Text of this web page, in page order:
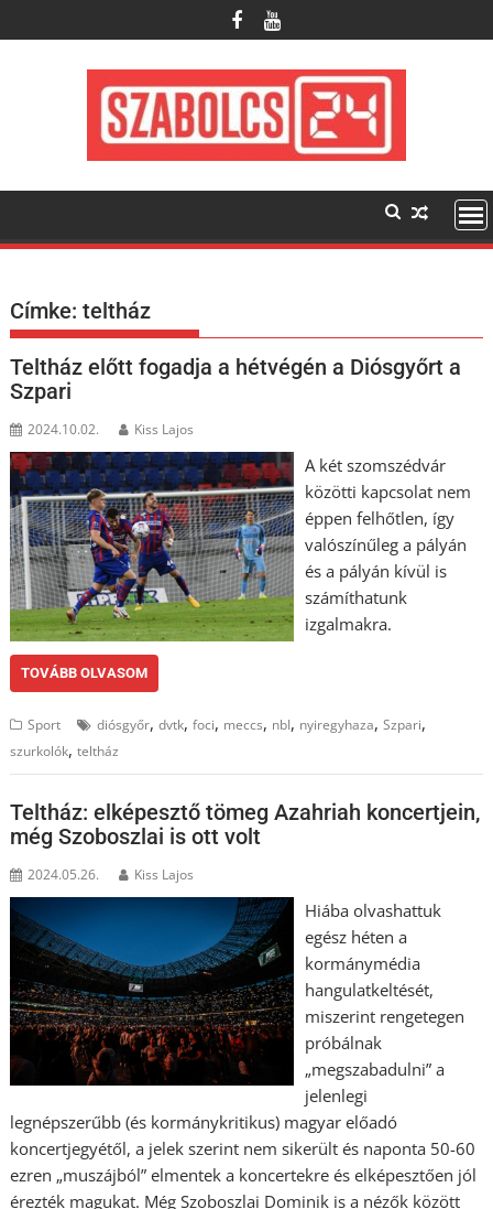
to
Címke:teltház
Teltház előtt fogadja a hétvégén a Diósgyőrt a
Szpari
2024.10.02. Kiss Lajos
A két szomszédvár
közötti kapcsolat nem
éppen felhőtlen, így
valószínűleg a pályán
és a pályán kívül is
számíthatunk
izgalmakra.
TOVÁBB OLVASOM
Sport diósgyőr,dvtk,foci, meccs, nbI, nyiregyhaza,Szpari,
szurkolók,teltház
Teltház: elképesztő tömeg Azahriah koncertjein,
még Szoboszlai is ott volt
2024.05.26. Kiss Lajos
Hiába olvashattuk
egész héten a
kormánymédia
hangulatkeltését,
miszerint rengetegen
próbálnak
„megszabadulni” a
jelenlegi
legnépszerűbb (és kormánykritikus) magyar előadó
koncertjegyétől, a jelek szerint nem sikerült és naponta 50-60
ezren „muszájból” elmentek a koncertekre és elképesztően jól
érezték magukat. Még Szoboszlai Dominik is a nézők között